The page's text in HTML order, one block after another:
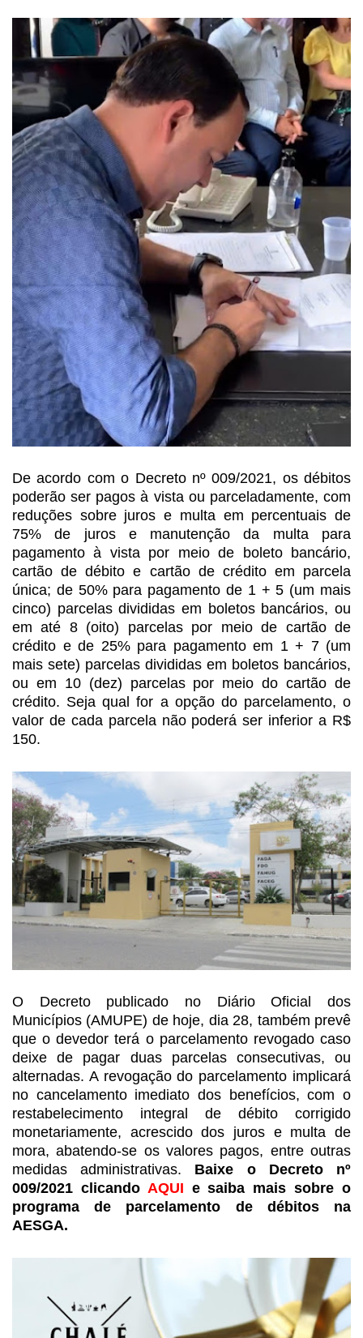
De acordo com o Decreto nº009/2021, os débitos
poderão ser pagos à vista ou parceladamente, com
reduções sobre juros e multa em percentuais de
75% de juros e manutenção da multa para
pagamento à vista por meio de boleto bancário,
cartão de débito e cartão decrédito em parcela
única; de 50% para pagamento de 1 + 5 (um mais
cinco) parcelas divididas em boletos bancários, ou
em até 8 (oito) parcelas por meiode cartão de
crédito e de 25% para pagamento em 1 + 7 (um
mais sete) parcelas divididas em boletos bancários,
ou em 10 (dez) parcelas por meio do cartão de
crédito. Seja qual for a opção do parcelamento, o
valor de cada parcela nãopoderá ser inferior a R$
150.
O Decreto publicado no DiárioOficial dos
Municípios (AMUPE) de hoje, dia 28, também prevê
que odevedor terá o parcelamento revogado caso
deixe de pagar duas parcelas consecutivas, ou
alternadas. A revogação do parcelamento implicará
no cancelamento imediato dos benefícios, com o
restabelecimento integral de débito corrigido
monetariamente, acrescido dos juros e multa de
mora, abatendo-se os valores pagos, entre outras
medidas administrativas.
Baixe o Decreto nº
009/2021 clicando AQUI e saiba mais sobre o
programa de parcelamento dedébitosna
AESGA.